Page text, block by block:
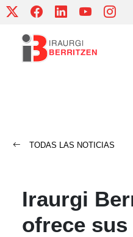
Skip
content
TODAS LAS NOTICIAS
Iraurgi
ofrece